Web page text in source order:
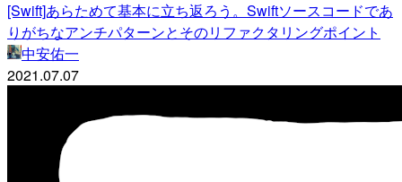
[Swift]あらためて基本に立ち返ろう。Swiftソースコードであ
りがちなアンチパターンとそのリファクタリングポイント
中安佑一
2021.07.07